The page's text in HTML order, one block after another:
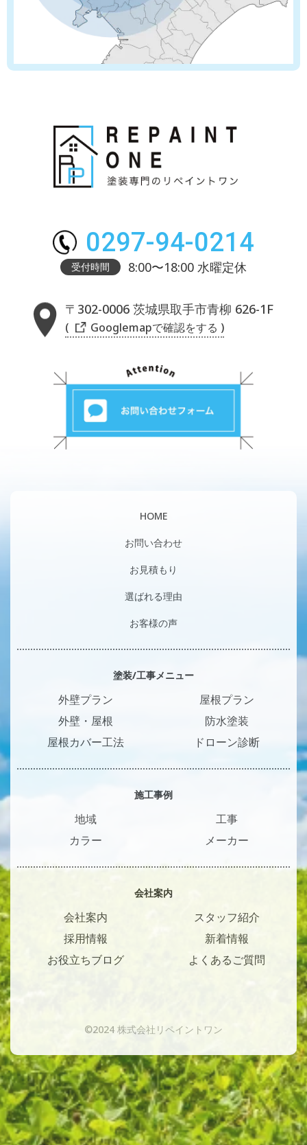
0297-94-0214
受付時間 8:00〜18:00 水曜定休
〒302-0006 茨城県取手市青柳 626-1F
( Googlemapで確認をする )
HOME
お問い合わせ
お見積もり
選ばれる理由
お客様の声
塗装/工事メニュー
外壁プラン
屋根プラン
外壁・屋根
防水塗装
屋根カバー工法
ドローン診断
施工事例
地域
工事
カラー
メーカー
会社案内
会社案内
スタッフ紹介
採用情報
新着情報
お役立ちブログ
よくあるご質問
©2024 株式会社リペイントワン